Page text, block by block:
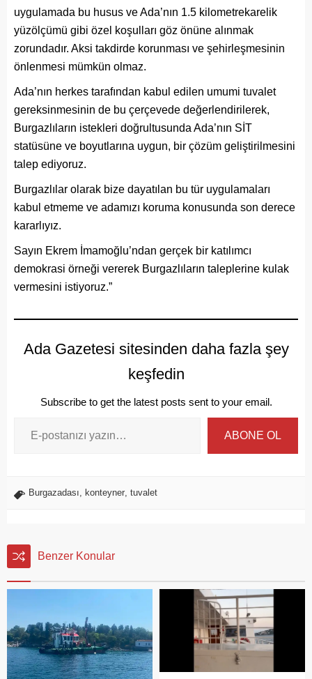
uygulamada bu husus ve Ada’nın 1.5 kilometrekarelik
yüzölçümü gibi özel koşulları göz önüne alınmak
zorundadır. Aksi takdirde korunması ve şehirleşmesinin
önlenmesi mümkün olmaz.
Ada’nın herkes tarafından kabul edilen umumi tuvalet
gereksinmesinin de bu çerçevede değerlendirilerek,
Burgazlıların istekleri doğrultusunda Ada’nın SİT
statüsüne ve boyutlarına uygun, bir çözüm geliştirilmesini
talep ediyoruz.
Burgazlılar olarak bize dayatılan bu tür uygulamaları
kabul etmeme ve adamızı koruma konusunda son derece
kararlıyız.
Sayın Ekrem İmamoğlu’ndan gerçek bir katılımcı
demokrasi örneği vererek Burgazlıların taleplerine kulak
vermesini istiyoruz.”
Ada Gazetesi sitesinden daha fazla şey
keşfedin
Subscribe to get the latest posts sent to your email.
ABONE OL
Burgazadası konteyner tuvalet
Benzer Konular